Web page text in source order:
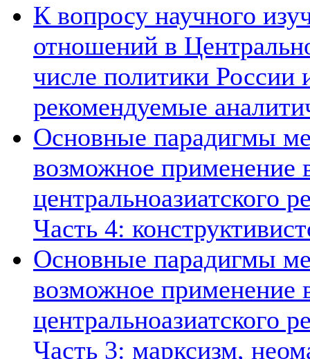
К вопросу научного
отношений в
числе политики России
рекомендуемые
Основные парадигмы
возможное применение
центральноазиатского
Часть 4:
Основные парадигмы
возможное применение
центральноазиатского
Часть 3: марксизм,